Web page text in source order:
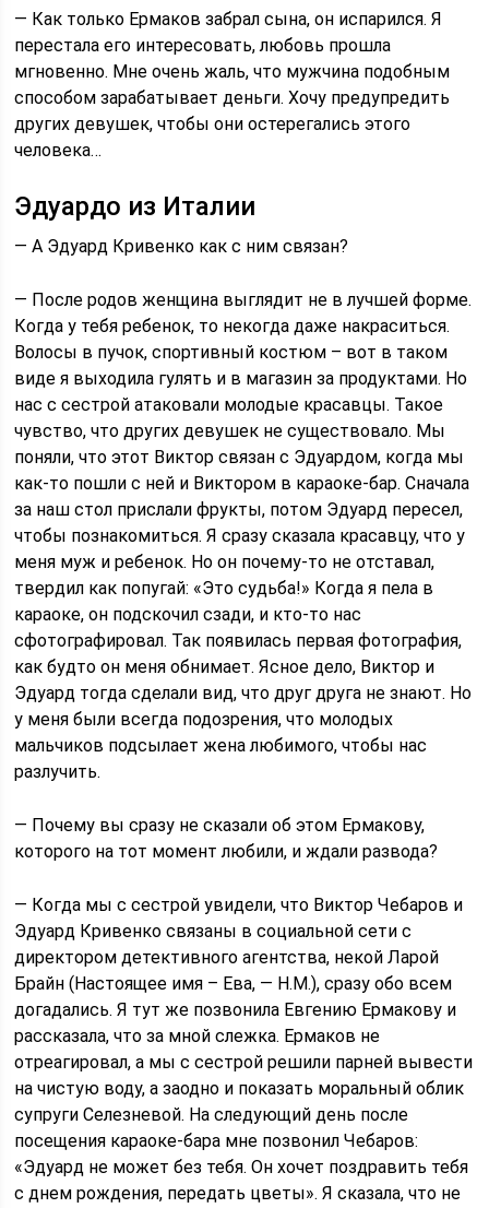
— Как только Ермаков забрал сына, он испарился. Я
перестала его интересовать, любовь прошла
мгновенно. Мне очень жаль, что мужчина подобным
способом зарабатывает деньги. Хочу предупредить
других девушек, чтобы они остерегались этого
человека…
Эдуардо из Италии
— А Эдуард Кривенко как с ним связан?
— После родов женщина выглядит не в лучшей форме.
Когда у тебя ребенок, то некогда даже накраситься.
Волосы в пучок, спортивный костюм – вот в таком
виде я выходила гулять и в магазин за продуктами. Но
нас с сестрой атаковали молодые красавцы. Такое
чувство, что других девушек не существовало. Мы
поняли, что этот Виктор связан с Эдуардом, когда мы
как-то пошли с ней и Виктором в караоке-бар. Сначала
за наш стол прислали фрукты, потом Эдуард пересел,
чтобы познакомиться. Я сразу сказала красавцу, что у
меня муж и ребенок. Но он почему-то не отставал,
твердил как попугай: «Это судьба!» Когда я пела в
караоке, он подскочил сзади, и кто-то нас
сфотографировал. Так появилась первая фотография,
как будто он меня обнимает. Ясное дело, Виктор и
Эдуард тогда сделали вид, что друг друга не знают. Но
у меня были всегда подозрения, что молодых
мальчиков подсылает жена любимого, чтобы нас
разлучить.
— Почему вы сразу не сказали об этом Ермакову,
которого на тот момент любили, и ждали развода?
— Когда мы с сестрой увидели, что Виктор Чебаров и
Эдуард Кривенко связаны в социальной сети с
директором детективного агентства, некой Ларой
Брайн (Настоящее имя – Ева, — Н.М.), сразу обо всем
догадались. Я тут же позвонила Евгению Ермакову и
рассказала, что за мной слежка. Ермаков не
отреагировал, а мы с сестрой решили парней вывести
на чистую воду, а заодно и показать моральный облик
супруги Селезневой. На следующий день после
посещения караоке-бара мне позвонил Чебаров:
«Эдуард не может без тебя. Он хочет поздравить тебя
с днем рождения, передать цветы». Я сказала, что не